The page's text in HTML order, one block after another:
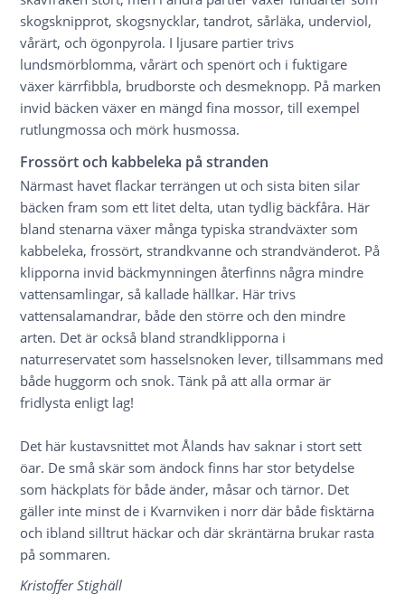
skogsknipprot, skogsnycklar, tandrot, sårläka, underviol,
vårärt, och ögonpyrola. I ljusare partier trivs
lundsmörblomma, vårärt och spenört och i fuktigare
växer kärrfibbla, brudborste och desmeknopp. På marken
invid bäcken växer en mängd fina mossor, till exempel
rutlungmossa och mörk husmossa.
Frossört och kabbeleka på stranden
Närmast havet flackar terrängen ut och sista biten silar
bäcken fram som ett litet delta, utan tydlig bäckfåra. Här
bland stenarna växer många typiska strandväxter som
kabbeleka, frossört, strandkvanne och strandvänderot. På
klipporna invid bäckmynningen återfinns några mindre
vattensamlingar, så kallade hällkar. Här trivs
vattensalamandrar, både den större och den mindre
arten. Det är också bland strandklipporna i
naturreservatet som hasselsnoken lever, tillsammans med
både huggorm och snok. Tänk på att alla ormar är
fridlysta enligt lag!
Det här kustavsnittet mot Ålands hav saknar i stort sett
öar. De små skär som ändock finns har stor betydelse
som häckplats för både änder, måsar och tärnor. Det
gäller inte minst de i Kvarnviken i norr där både fisktärna
och ibland silltrut häckar och där skräntärna brukar rasta
på sommaren.
Kristoffer Stighäll